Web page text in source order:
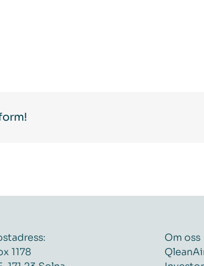
1178
Om oss